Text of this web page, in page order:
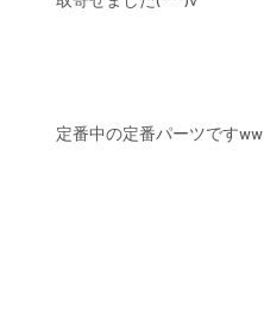
定番中の定番パーツですww